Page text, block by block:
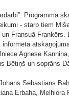
Programmā
- starp tiem
Fransuā Frankērs.
Agnese
Bētiņš un soprāns
Sebastians
Erbaha, Melhiora